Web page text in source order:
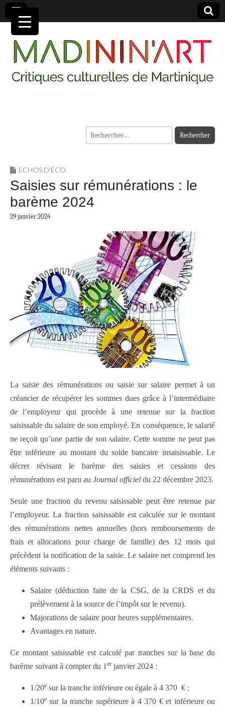
MADININ'ART
Rechercher :
ECHOS D'ÉCO
Saisies sur rémunérations : le
barème 2024
29 janvier 2024
La saisie des rémunérations ou saisie sur salaire permet à un
créancier de récupérer les sommes dues grâce à l’intermédiaire
de l’employeur qui procède à une retenue sur la fraction
saisissable du salaire de son employé. En conséquence, le salarié
ne reçoit qu’une partie de son salaire. Cette somme ne peut pas
être inférieure au montant du solde bancaire insaisissable. Le
décret révisant le barème des saisies et cessions des
rémunérations est paru au Journal officiel du 22 décembre 2023.
Seule une fraction du revenu saisissable peut être retenue par
l’employeur. La fraction saisissable est calculée sur le montant
des rémunérations nettes annuelles (hors remboursements de
frais et allocations pour charge de famille) des 12 mois qui
précèdent la notification de la saisie. Le salaire net comprend les
éléments suivants :
Salaire (déduction faite de la CSG, de la CRDS et du
prélèvement à la source de l’impôt sur le revenu).
Majorations de salaire pour heures supplémentaires.
Avantages en nature.
Ce montant saisissable est calculé par tranches sur la base du
barème suivant à compter du 1er janvier 2024 :
1/20e sur la tranche inférieure ou égale à 4 370 € ;
1/10e sur la tranche supérieure à 4 370 € et inférieure ou